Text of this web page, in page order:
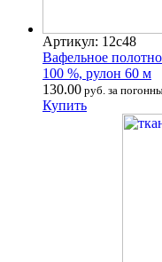
Артикул: 12с48
Вафельное
100 %, рулон 60 м
130.00 руб. за
Купить